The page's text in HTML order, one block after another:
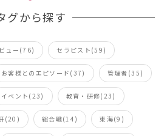
グから探す
ュー(76) セラピスト(59)
お客様とのエピソード(37) 管理者(35)
イベント(23) 教育・研修(23)
(20) 総合職(14) 東海(9)